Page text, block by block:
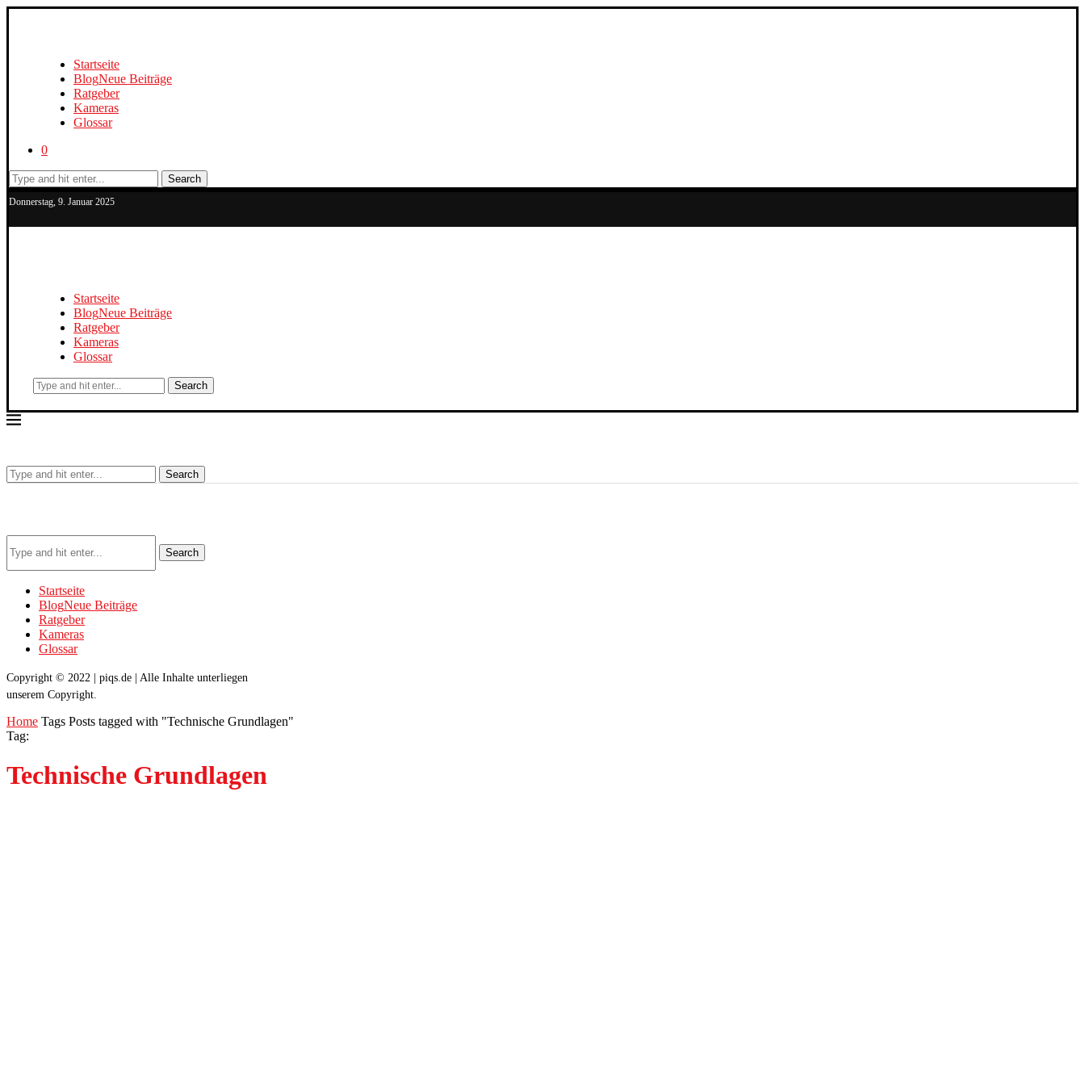
Startseite
BlogNeue Beiträge
Ratgeber
Kameras
Glossar
0
Search
Donnerstag, 9. Januar 2025
Startseite
BlogNeue Beiträge
Ratgeber
Kameras
Glossar
Search
Search
Search
Startseite
BlogNeue Beiträge
Ratgeber
Kameras
Glossar
Copyright © 2022 | piqs.de | Alle Inhalte unterliegen
unserem Copyright.
Home Tags Posts tagged with "Technische Grundlagen"
Tag:
Technische Grundlagen